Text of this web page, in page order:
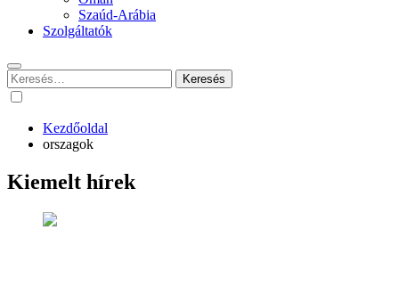
Szaúd-Arábia
Szolgáltatók
Keresés:
Kezdőoldal
orszagok
Kiemelt hírek